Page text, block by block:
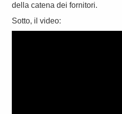
della catena dei fornitori.
Sotto, il video: